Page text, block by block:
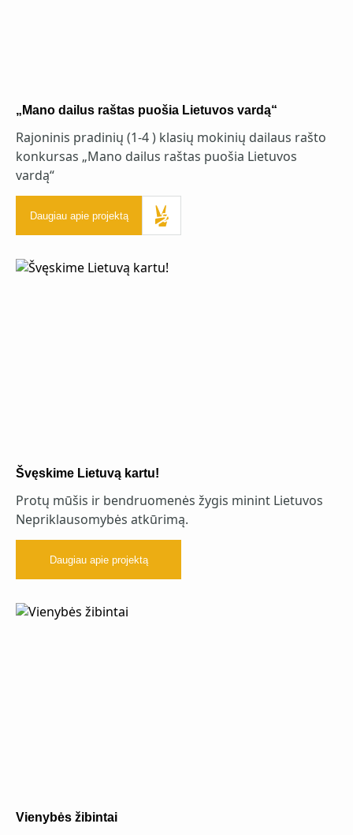
„Mano dailus raštas puošia Lietuvos vardą“
Rajoninis pradinių (1-4 ) klasių mokinių dailaus rašto
konkursas „Mano dailus raštas puošia Lietuvos
vardą“
Daugiau apie projektą
Švęskime Lietuvą kartu!
Protų mūšis ir bendruomenės žygis minint Lietuvos
Nepriklausomybės atkūrimą.
Daugiau apie projektą
Vienybės žibintai